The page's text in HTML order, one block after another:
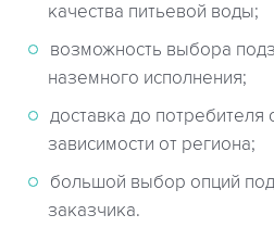
качества питьевой воды;
возможность выбора
наземного исполнения;
доставка до потребителя
зависимости от региона;
большой выбор опций
заказчика.